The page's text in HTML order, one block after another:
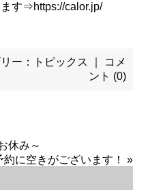
ます⇒https://calor.jp/
ー： トピックス
コメ
ント (0)
休み～
に空きがございます！
»